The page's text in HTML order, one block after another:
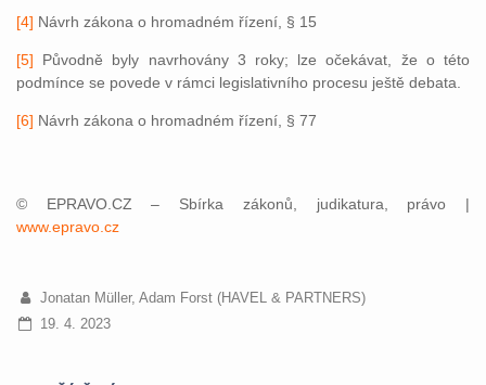
[4] Návrh zákona o hromadném řízení, § 15
[5] Původně byly navrhovány 3 roky; lze očekávat, že o této
podmínce se povede v rámci legislativního procesu ještě debata.
[6] Návrh zákona o hromadném řízení, § 77
© EPRAVO.CZ – Sbírka zákonů, judikatura, právo |
www.epravo.cz
Jonatan Müller, Adam Forst (HAVEL & PARTNERS)
19. 4. 2023